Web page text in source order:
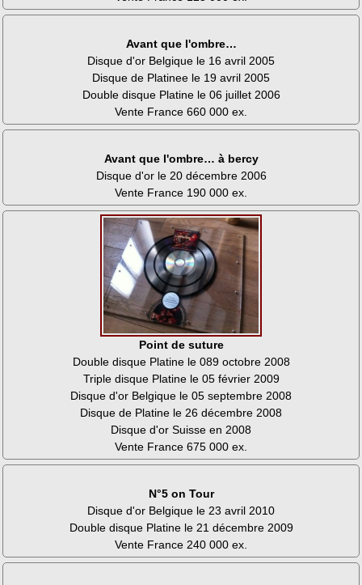
Avant que l'ombre…
Disque d'or Belgique le 16 avril 2005
Disque de Platinee le 19 avril 2005
Double disque Platine le 06 juillet 2006
Vente France 660 000 ex.
Avant que l'ombre… à bercy
Disque d'or le 20 décembre 2006
Vente France 190 000 ex.
Point de suture
Double disque Platine le 089 octobre 2008
Triple disque Platine le 05 février 2009
Disque d'or Belgique le 05 septembre 2008
Disque de Platine le 26 décembre 2008
Disque d'or Suisse en 2008
Vente France 675 000 ex.
N°5 on Tour
Disque d'or Belgique le 23 avril 2010
Double disque Platine le 21 décembre 2009
Vente France 240 000 ex.